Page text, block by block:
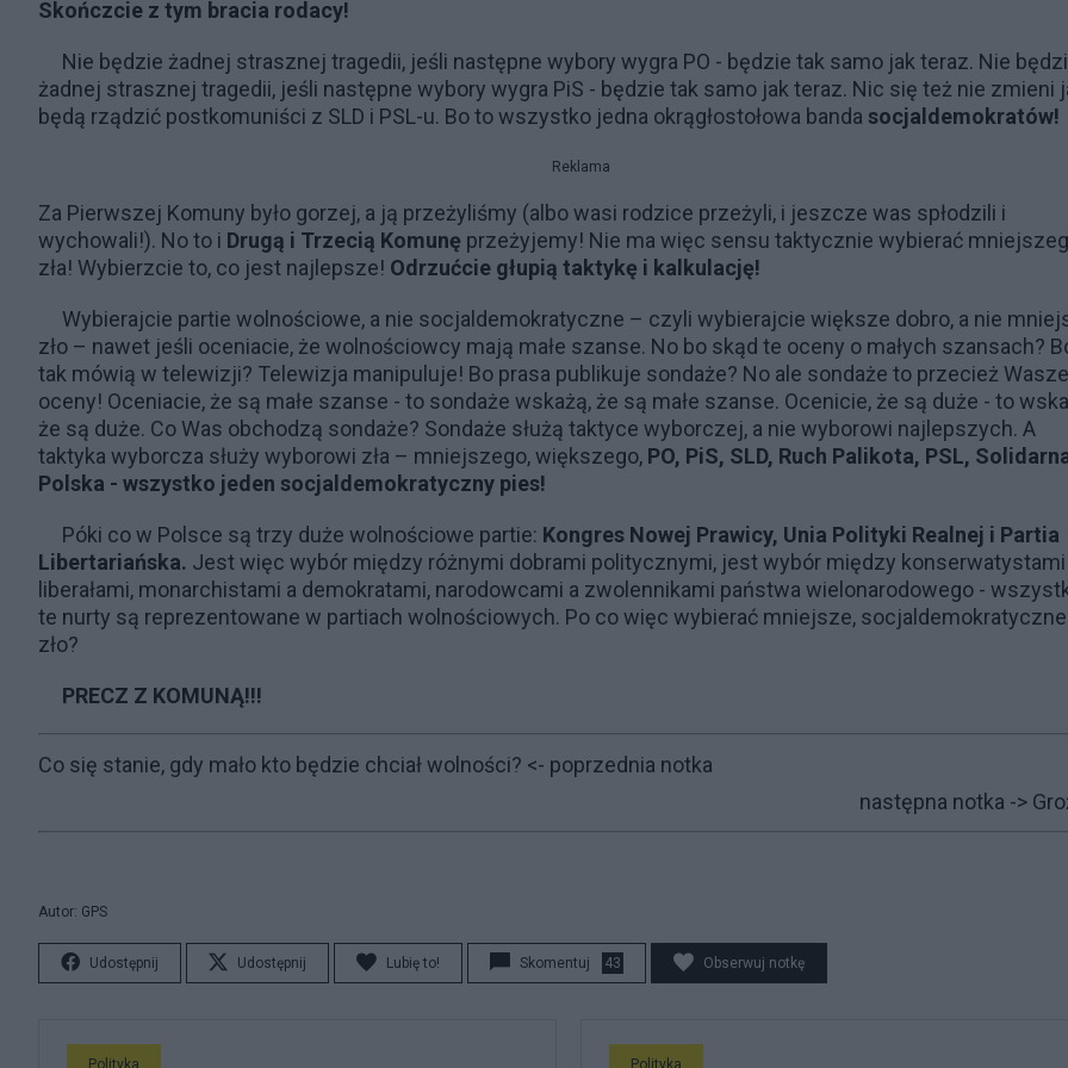
Skończcie z tym bracia rodacy!
Nie będzie żadnej strasznej tragedii, jeśli następne wybory wygra PO - będzie tak samo jak teraz. Nie
żadnej strasznej tragedii, jeśli następne wybory wygra PiS - będzie tak samo jak teraz. Nic się też nie zmieni
będą rządzić postkomuniści z SLD i PSL-u. Bo to wszystko jedna okrągłostołowa banda socjaldemokratów!
Reklama
Za Pierwszej Komuny było gorzej, a ją przeżyliśmy (albo wasi rodzice przeżyli, i jeszcze was spłodzili i
wychowali!). No to i Drugą i Trzecią Komunę przeżyjemy! Nie ma więc sensu taktycznie wybierać
zła! Wybierzcie to, co jest najlepsze! Odrzućcie głupią taktykę i kalkulację!
Wybierajcie partie wolnościowe, a nie socjaldemokratyczne – czyli wybierajcie większe dobro, a nie
zło – nawet jeśli oceniacie, że wolnościowcy mają małe szanse. No bo skąd te oceny o małych szansach?
tak mówią w telewizji? Telewizja manipuluje! Bo prasa publikuje sondaże? No ale sondaże to przecież Wasze
oceny! Oceniacie, że są małe szanse - to sondaże wskażą, że są małe szanse. Ocenicie, że są duże - to
że są duże. Co Was obchodzą sondaże? Sondaże służą taktyce wyborczej, a nie wyborowi najlepszych. A
taktyka wyborcza służy wyborowi zła – mniejszego, większego, PO, PiS, SLD, Ruch Palikota, PSL,
Polska - wszystko jeden socjaldemokratyczny pies!
Póki co w Polsce są trzy duże wolnościowe partie: Kongres Nowej Prawicy, Unia Polityki Realnej i Partia
Libertariańska. Jest więc wybór między różnymi dobrami politycznymi, jest wybór między konserwatystami
liberałami, monarchistami a demokratami, narodowcami a zwolennikami państwa wielonarodowego -
te nurty są reprezentowane w partiach wolnościowych. Po co więc wybierać mniejsze, socjaldemokratyczne
zło?
PRECZ Z KOMUNĄ!!!
Co się stanie, gdy mało kto będzie chciał wolności? <- poprzednia notka
następna notka ->
Autor: GPS
Udostępnij Udostępnij Lubię to! Skomentuj 43 Obserwuj notkę
Polityka Polityka